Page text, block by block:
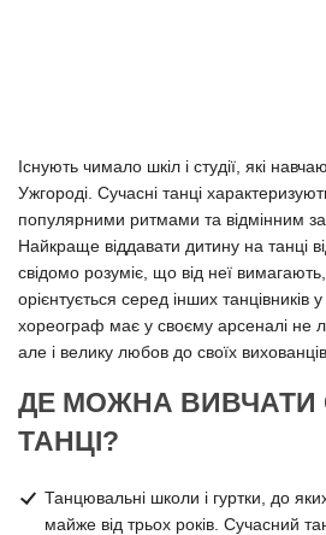
Існують чимало шкіл і студії, які
Ужгороді. Сучасні танці
популярними ритмами та відмінним
Найкраще віддавати дитину на танці
свідомо розуміє, що від неї
орієнтується серед інших танцівників
хореограф має у своєму арсеналі не
але і велику любов до своїх вихованців.
ДЕ МОЖНА ВИВЧАТИ
ТАНЦІ?
Танцювальні школи і гуртки, до
майже від трьох років. Сучасний